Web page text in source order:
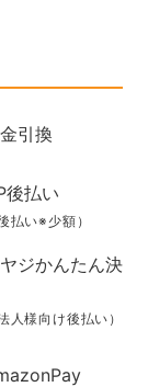
引換
後払い
払い※少額）
ヤジかんたん決
法人様向け後払い）